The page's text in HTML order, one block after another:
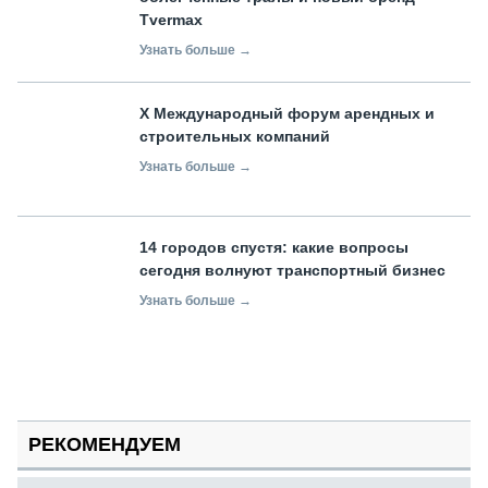
Tvermax
Узнать больше →
X Международный форум арендных и
строительных компаний
Узнать больше →
14 городов спустя: какие вопросы
сегодня волнуют транспортный бизнес
Узнать больше →
РЕКОМЕНДУЕМ